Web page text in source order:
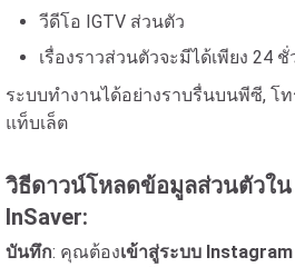
วีดีโอ IGTV ส่วนตัว
เรื่องราวส่วนตัวจะมีได้เพียง 24
ระบบทำงานได้อย่างราบรื่นบนพีซี, โท
แท็บเล็ต
วิธีดาวน์โหลดข้อมูลส่วนตัวใ
InSaver:
บันทึก: คุณต้องเข้าสู่ระบบ Instagram